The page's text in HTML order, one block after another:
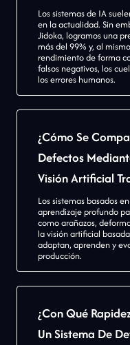
Los sistemas de IA
en la actualidad. Sin
Jidoka, logramos una
más del 99% y, al
rendimiento de forma
falsos negativos, los
los errores humanos.
¿Cómo Se
Defectos
Visión Artificial
Los sistemas basados
aprendizaje profundo
como arañazos,
la visión artificial
adaptan, aprenden y
producción.
¿Con Qué
Un Sistema De